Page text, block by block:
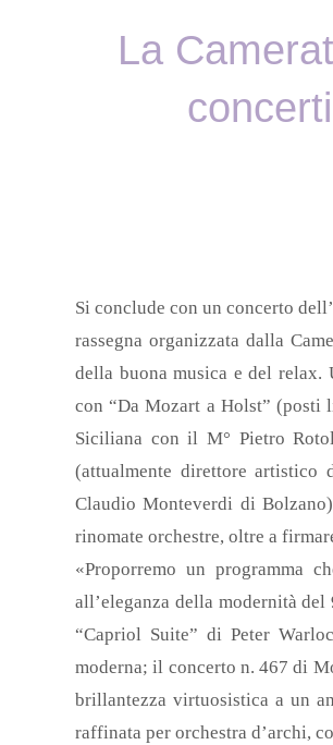
La
Si conclude con un concerto
rassegna organizzata dalla
della buona musica e del relax.
con “Da Mozart a Holst”
Siciliana con il M° Pietro
(attualmente direttore artistico
Claudio Monteverdi di
rinomate orchestre, oltre a
«Proporremo un programma
all’eleganza della modernità
“Capriol Suite” di Peter
moderna; il concerto n. 467 di
brillantezza virtuosistica a un
raffinata per orchestra d’archi,